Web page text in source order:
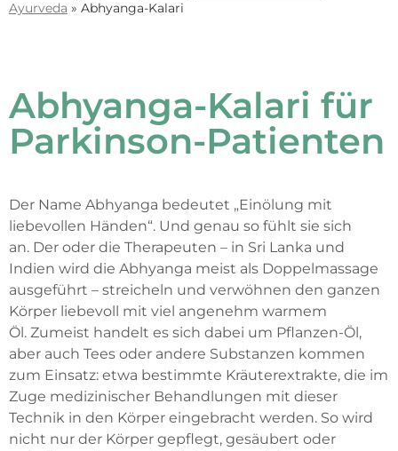
Ayurveda » Abhyanga-Kalari
Abhyanga-Kalari für
Parkinson-Patienten
Der Name Abhyanga bedeutet „Einölung mit
liebevollen Händen“. Und genau so fühlt sie sich
an. Der oder die Therapeuten – in Sri Lanka und
Indien wird die Abhyanga meist als Doppelmassage
ausgeführt – streicheln und verwöhnen den ganzen
Körper liebevoll mit viel angenehm warmem
Öl. Zumeist handelt es sich dabei um Pflanzen-Öl,
aber auch Tees oder andere Substanzen kommen
zum Einsatz: etwa bestimmte Kräuterextrakte, die im
Zuge medizinischer Behandlungen mit dieser
Technik in den Körper eingebracht werden. So wird
nicht nur der Körper gepflegt, gesäubert oder